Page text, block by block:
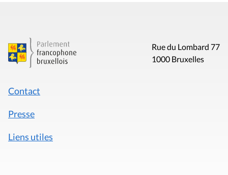
Rue du Lombard 77
1000 Bruxelles
Contact
Presse
Liens utiles